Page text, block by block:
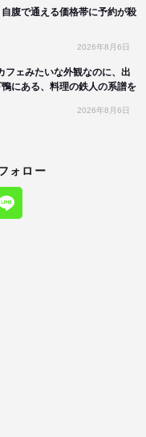
腹で通える価格帯に予約が殺
2026年8月6日
フェみたいな外観なのに、出
にある、料理の鉄人の系譜を
2026年8月6日
ォロー